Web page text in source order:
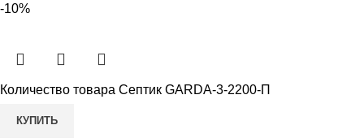
-10%
Количество товара Септик GARDA-3-2200-П
КУПИТЬ